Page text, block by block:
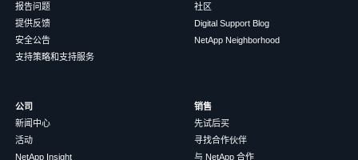
报告问题
提供反馈
安全公告
支持策略和支持服务
社区
Digital Support Blog
NetApp Neighborhood
公司
新闻中心
活动
NetApp Insight
销售
先试后买
寻找合作伙伴
与 NetApp 合作